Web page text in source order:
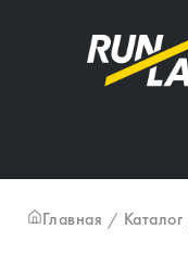
Главная / Каталог